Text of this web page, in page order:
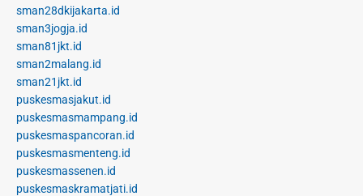
sman28dkijakarta.id
sman3jogja.id
sman81jkt.id
sman2malang.id
sman21jkt.id
puskesmasjakut.id
puskesmasmampang.id
puskesmaspancoran.id
puskesmasmenteng.id
puskesmassenen.id
puskesmaskramatjati.id